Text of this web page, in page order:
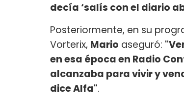
decía ‘salís con el diario
Posteriormente, en su
Vorterix, Mario aseguró:
en esa época en Radio
alcanzaba para vivir y
dice Alfa".